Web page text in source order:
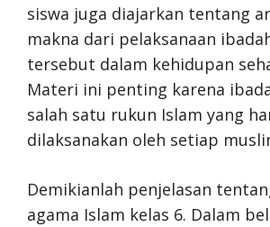
siswa juga diajarkan tentang
makna dari pelaksanaan
tersebut dalam kehidupan
Materi ini penting karena
salah satu rukun Islam yang
dilaksanakan oleh setiap
Demikianlah penjelasan
agama Islam kelas 6. Dalam